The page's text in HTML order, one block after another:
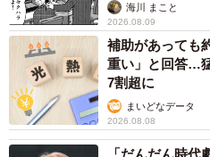
海川 まこと
2026.08.09
補助があっても
重い」と回答…
7割超に
まいどなデータ
2026.08.08